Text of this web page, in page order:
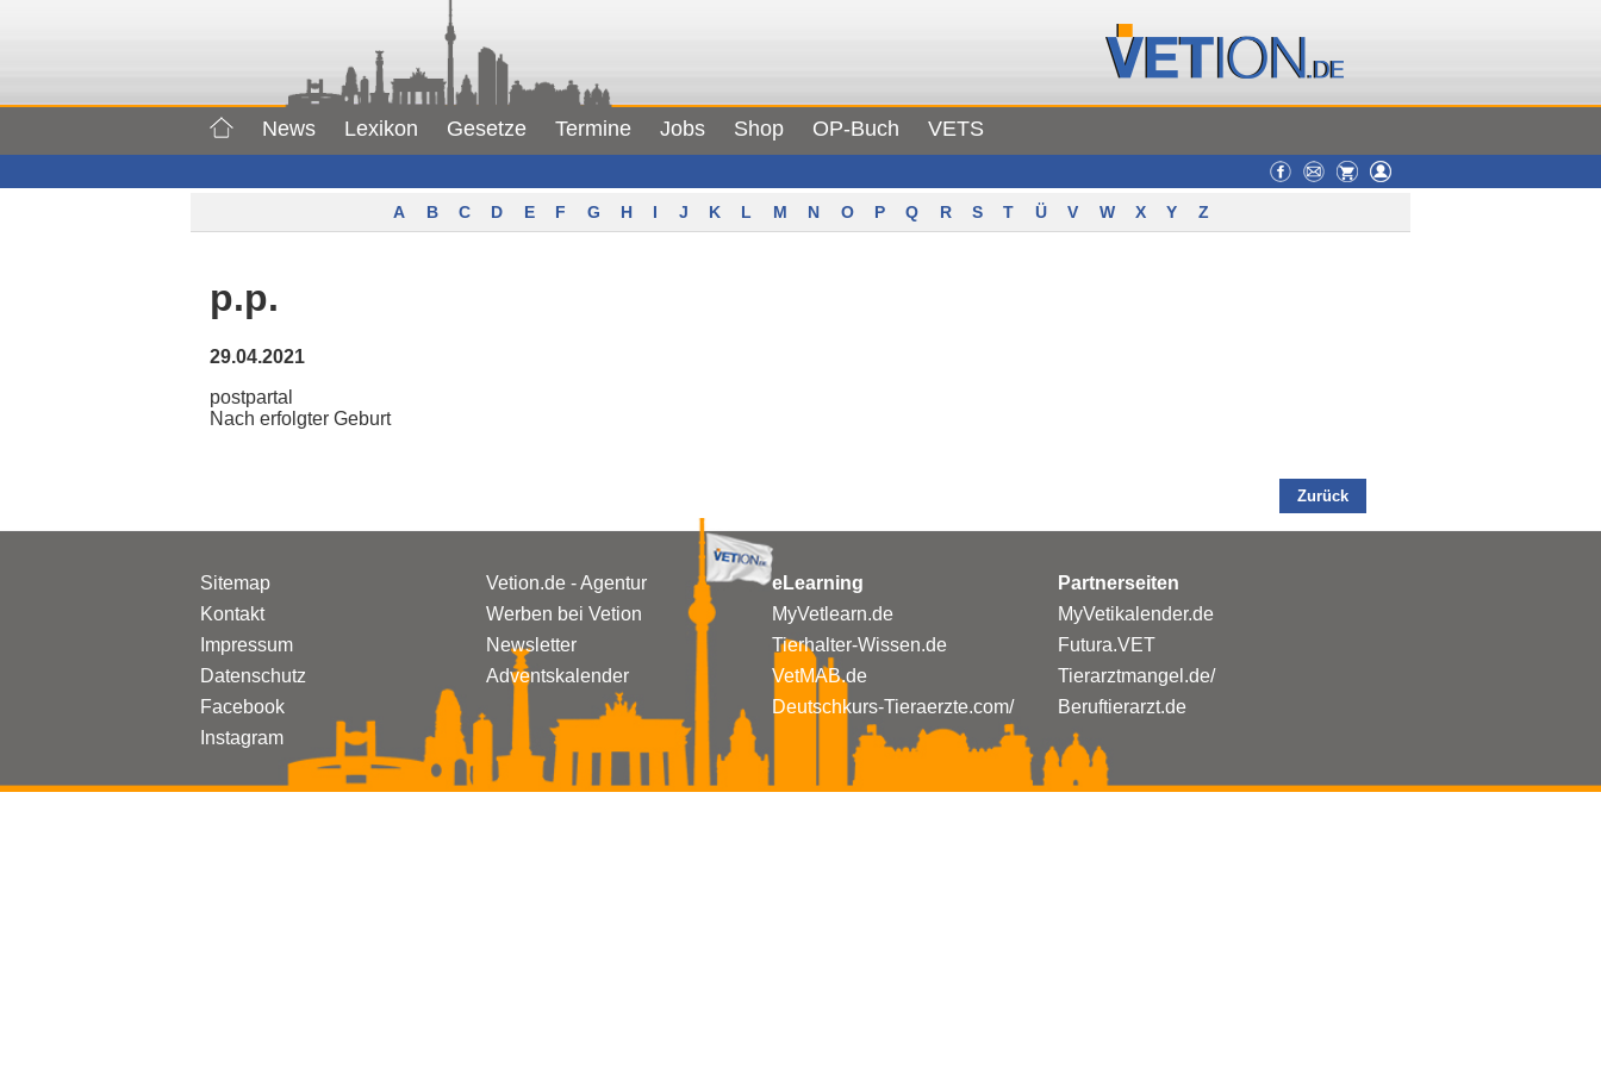
News Lexikon Gesetze Termine Jobs Shop OP-Buch VETS
A B C D E F G H I J K L M N O P Q R S T Ü V W X Y Z
p.p.
29.04.2021
postpartal
Nach erfolgter Geburt
Zurück
Sitemap
Kontakt
Impressum
Datenschutz
Facebook
Instagram
Vetion.de - Agentur
Werben bei Vetion
Newsletter
Adventskalender
eLearning
MyVetlearn.de
Tierhalter-Wissen.de
VetMAB.de
Deutschkurs-Tieraerzte.com/
Partnerseiten
MyVetikalender.de
Futura.VET
Tierarztmangel.de/
Beruftierarzt.de